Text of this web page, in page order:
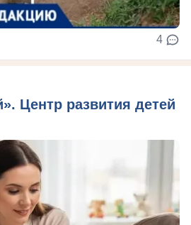
4
Центр развития детей